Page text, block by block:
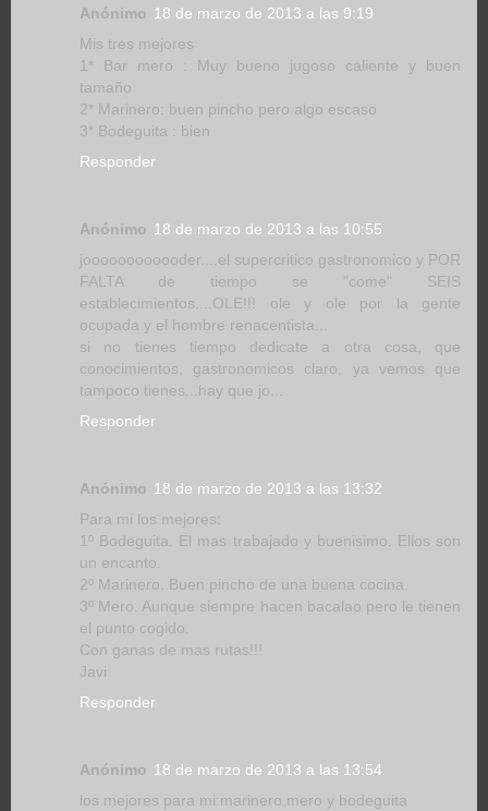
Anónimo 18 de marzo de 2013 a las 9:19
Mis tres mejores
1* Bar mero : Muy bueno jugoso caliente y buen
tamaño
2* Marinero: buen pincho pero algo escaso
3* Bodeguita : bien
Responder
Anónimo 18 de marzo de 2013 a las 10:55
joooooooooooder....el supercritico gastronomico y POR
FALTA de tiempo se "come" SEIS
establecimientos....OLE!!! ole y ole por la gente
ocupada y el hombre renacentista...
si no tienes tiempo dedicate a otra cosa, que
conocimientos, gastronomicos claro, ya vemos que
tampoco tienes...hay que jo...
Responder
Anónimo 18 de marzo de 2013 a las 13:32
Para mi los mejores:
1º Bodeguita. El mas trabajado y buenisimo. Ellos son
un encanto.
2º Marinero. Buen pincho de una buena cocina.
3º Mero. Aunque siempre hacen bacalao pero le tienen
el punto cogido.
Con ganas de mas rutas!!!
Javi
Responder
Anónimo 18 de marzo de 2013 a las 13:54
los mejores para mi:marinero,mero y bodeguita